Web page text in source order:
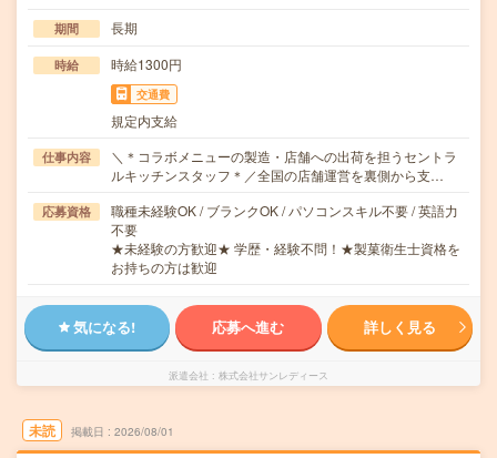
期間 長期
時給 時給1300円
交通費
規定内支給
仕事内容
＼＊コラボメニューの製造・店舗への出荷を担うセントラ
ルキッチンスタッフ＊／全国の店舗運営を裏側から支…
応募資格
職種未経験OK / ブランクOK / パソコンスキル不要 / 英語力
不要
★未経験の方歓迎★ 学歴・経験不問！★製菓衛生士資格を
お持ちの方は歓迎
気になる! 応募へ進む 詳しく見る
派遣会社 株式会社サンレディース
未読 掲載日 2026/08/01